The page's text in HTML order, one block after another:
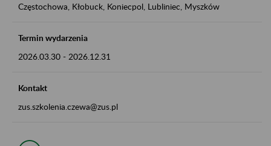
Częstochowa, Kłobuck, Koniecpol, Lubliniec, Myszków
Termin wydarzenia
2026.03.30 - 2026.12.31
Kontakt
zus.szkolenia.czewa@zus.pl